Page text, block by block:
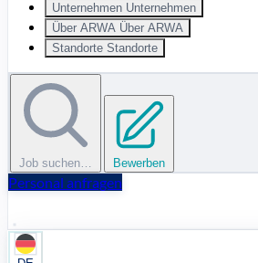
Unternehmen Unternehmen
Über ARWA Über ARWA
Standorte Standorte
Job suchen… Bewerben
Personal anfragen